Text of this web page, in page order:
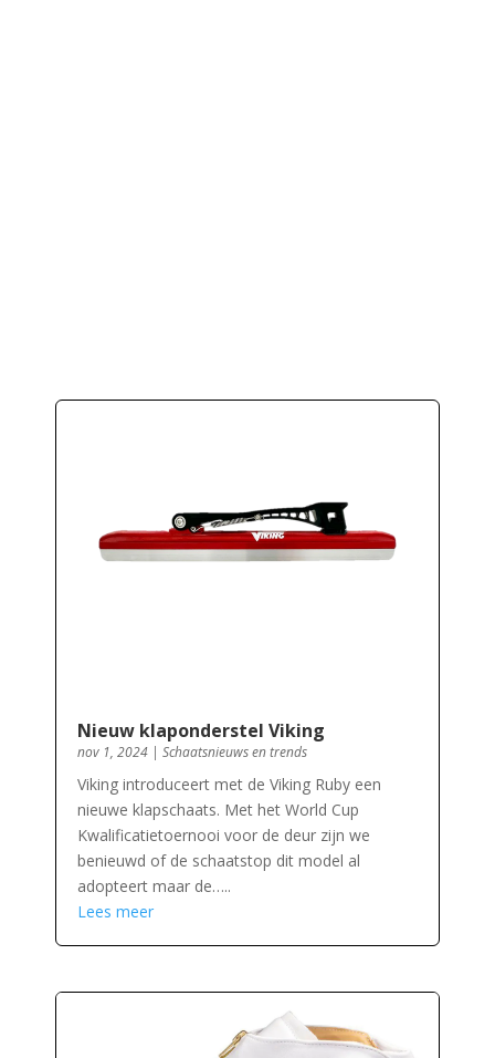
Nieuw klaponderstel Viking
nov 1, 2024| Schaatsnieuws en trends
Viking introduceert met de Viking Ruby een
nieuwe klapschaats. Met het World Cup
Kwalificatietoernooi voor de deur zijn we
benieuwd of de schaatstop dit model al
adopteert maar de…..
Lees meer